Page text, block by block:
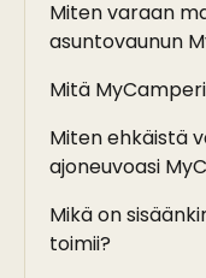
Miten varaan
asuntovaunun
Mitä
Miten ehkäistä
ajoneuvoasi
Mikä on
toimii?